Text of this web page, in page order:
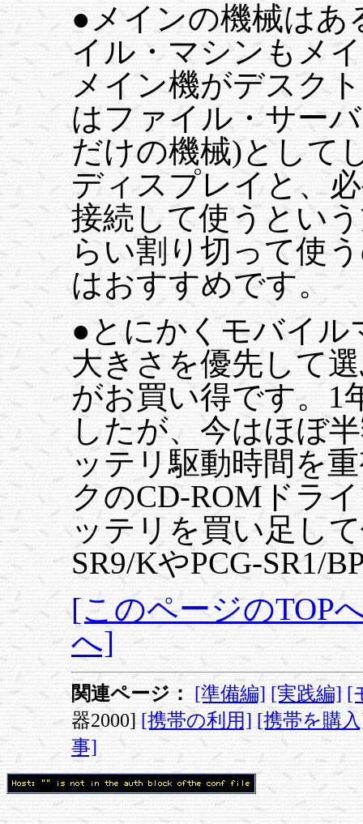
●メインの機械はあ
イル・マシンもメ
メイン機がデスク
はファイル・サー
だけの機械)として
ディスプレイと、
接続して使うとい
らい割り切って使
はおすすめです。
●とにかくモバイル
大きさを優先して
がお買い得です。1
したが、今はほぼ
ッテリ駆動時間を
クのCD-ROMドラ
ッテリを買い足し
SR9/KやPCG-SR1/
[このページのTOP
へ]
関連ページ： [準備編] [実践編] [
器2000][携帯の利用] [携帯を購
事]